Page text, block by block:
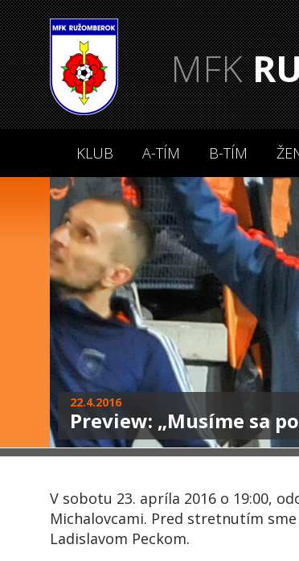
MFK
KLUB A-TÍM B-TÍM
22.4.2016
Preview: „Musíme sa
V sobotu 23. apríla 2016 o 19:00,
Michalovcami. Pred stretnutím
Ladislavom Peckom.